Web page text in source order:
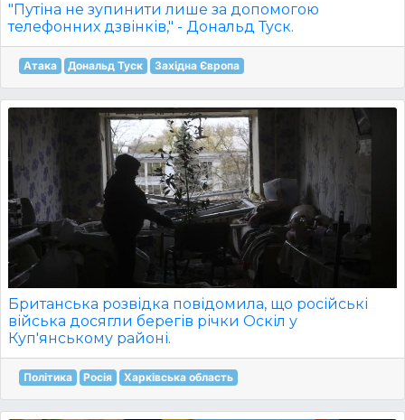
"Путіна не зупинити лише за допомогою
телефонних дзвінків," - Дональд Туск.
Атака Дональд Туск Західна Європа
Британська розвідка повідомила, що російські
війська досягли берегів річки Оскіл у
Куп'янському районі.
Політика Росія Харківська область